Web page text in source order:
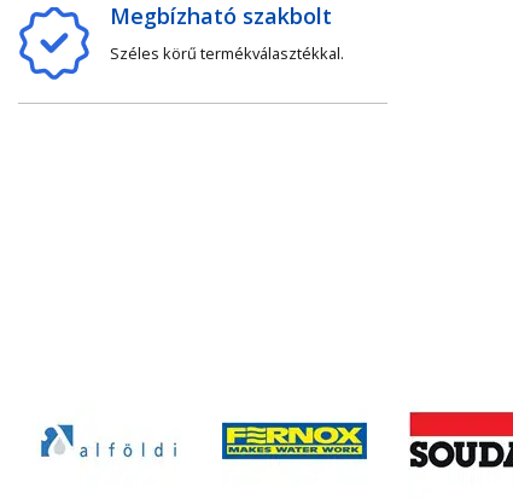
Megbízható szakbolt
Széles körű termékválasztékkal.